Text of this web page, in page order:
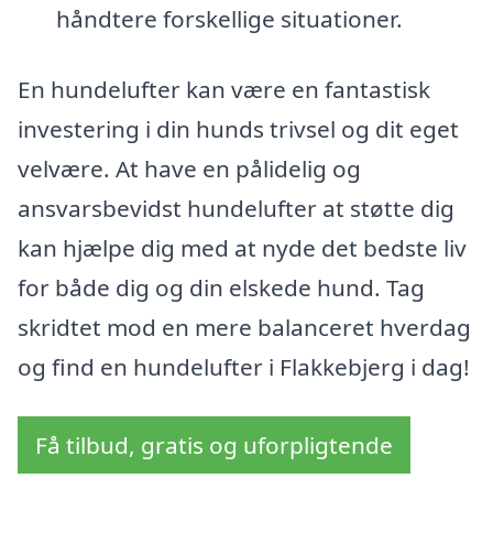
håndtere forskellige situationer.
En hundelufter kan være en fantastisk
investering i din hunds trivsel og dit eget
velvære. At have en pålidelig og
ansvarsbevidst hundelufter at støtte dig
kan hjælpe dig med at nyde det bedste liv
for både dig og din elskede hund. Tag
skridtet mod en mere balanceret hverdag
og find en hundelufter i Flakkebjerg i dag!
Få tilbud, gratis og uforpligtende